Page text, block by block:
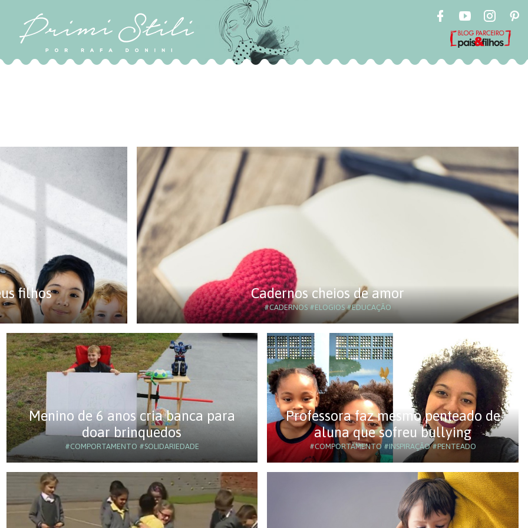
filhos Cadernos cheios de amor
#CADERNOS #ELOGIOS#EDUCAÇÃO
Menino de 6 anos cria banca para
doar brinquedos
#COMPORTAMENTO #SOLIDARIEDADE
Professora faz mesmo penteado de
aluna que sofreu bullying
#COMPORTAMENTO#INSPIRAÇÃO#PENTEADO